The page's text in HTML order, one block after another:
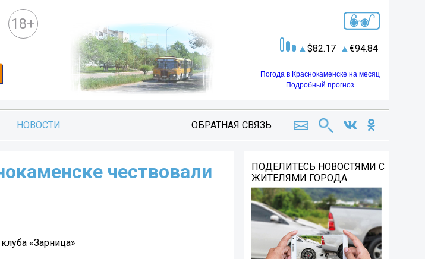
18+
82.17 94.84
Погода в Краснокаменске на месяц
Подробный прогноз
НОВОСТИ ОБРАТНАЯ СВЯЗЬ
чествовали
«Зарница»
ПОДЕЛИТЕСЬ НОВОСТЯМИ С
ЖИТЕЛЯМИ ГОРОДА